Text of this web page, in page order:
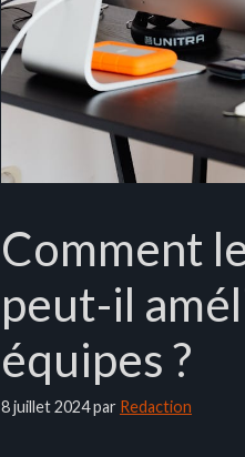
Comment
peut-il
équipes ?
8 juillet 2024par Redaction